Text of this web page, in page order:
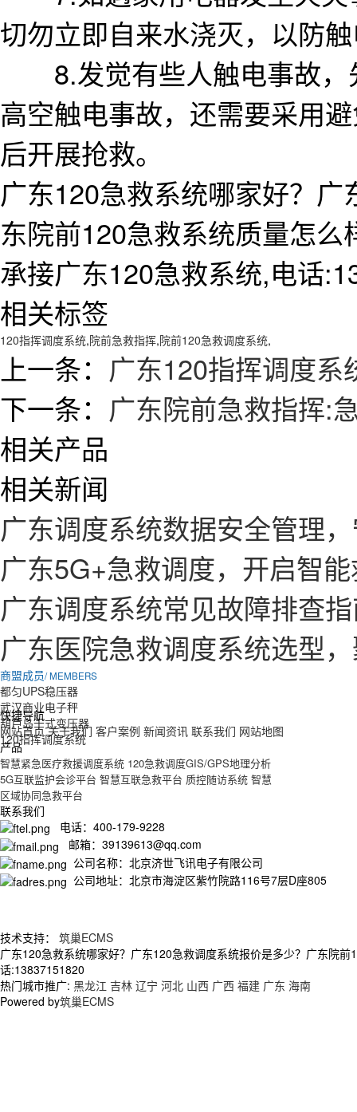
切勿立即自来水浇灭，以防
8.发觉有些人触电事故，
高空触电事故，还需要采用
后开展抢救。
广东120急救系统哪家好？
东院前120急救系统质量怎
承接广东120急救系统,电话
相关标签
120指挥调度系统,院前急救指挥,院前120急救调度系统,
上一条： 广东120指挥调度
下一条： 广东院前急救指挥:
相关产品
相关新闻
广东调度系统数据安全管理
广东5G+急救调度，开启智
广东调度系统常见故障排查
广东医院急救调度系统选型
商盟成员/ MEMBERS
都匀UPS稳压器
武汉商业电子秤
葫芦岛干式变压器
120指挥调度系统
快捷导航
网站首页 关于我们 客户案例 新闻资讯 联系我们 网站地图
产品
智慧紧急医疗救援调度系统 120急救调度GIS/GPS地理分析
5G互联监护会诊平台 智慧互联急救平台 质控随访系统 智慧
区域协同急救平台
联系我们
电话：400-179-9228
邮箱：39139613@qq.com
公司名称：北京济世飞讯电子有限公司
公司地址：北京市海淀区紫竹院路116号7层D座805
技术支持： 筑巢ECMS
广东120急救系统哪家好？广东120急救调度系统报价是多少？广东院
话:13837151820
热门城市推广: 黑龙江 吉林 辽宁 河北 山西 广西 福建 广东 海南
Powered by筑巢ECMS